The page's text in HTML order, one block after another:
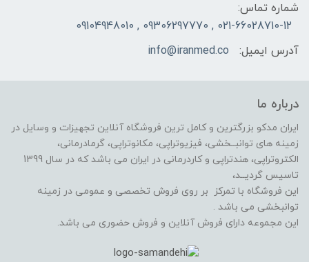
شماره تماس:
021-66028710-12 , 09306297770 , 09104948010
آدرس ایمیل:
info@iranmed.co
درباره ما
ایران مدکو بزرگترین و کامل ترین فروشگاه آنلاین تجهیزات و وسایل در
زمینه های توانبــخشی، فیزیوتراپی، مکانوتراپی، گرمادرمانی،
الکتروتراپی، هندتراپی و کاردرمانی در ایران می باشد که در سال 1399
تاسیس گردیــد،
این فروشگاه با تمرکز بر روی فروش تخصصی و عمومی در زمینه
توانبخشی می باشد .
این مجموعه دارای فروش آنلاین و فروش حضوری می باشد.